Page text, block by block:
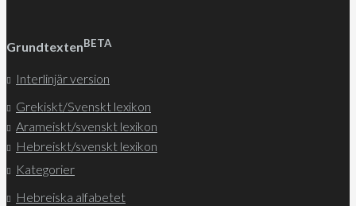
GrundtextenBETA
Interlinjär version
Grekiskt/Svenskt lexikon
Arameiskt/svenskt lexikon
Hebreiskt/svenskt lexikon
Kategorier
Hebreiska alfabetet